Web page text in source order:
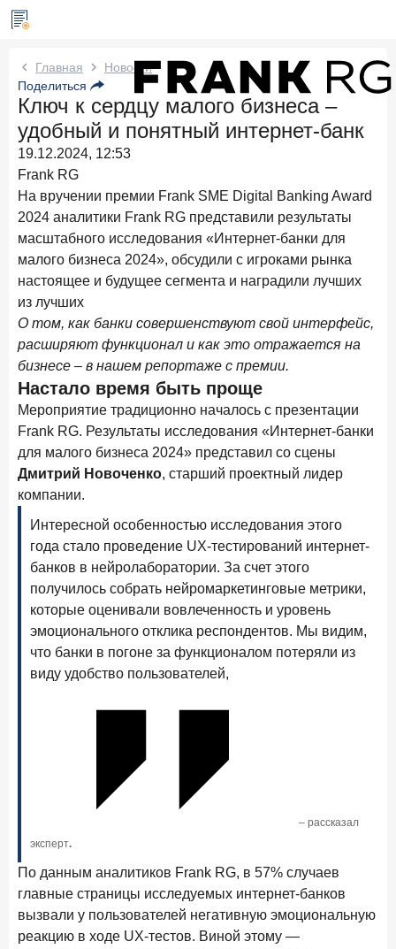
Новости Frank RG
Вчера ИССЛЕДОВАНИЕ
По итогам июля 2026 года объем выдач кредитов
составил 1 061,9 млрд руб.
Три дня назад
Клиентский путь компании МСБ при смене
руководителя в банке обслуживания
24 июля 2026 года ИССЛЕДОВАНИЕ
Ипотека в России: итоги июня 2026 года в цифрах
22 июля 2026 года
Выгодные тарифы на брокерское обслуживание —
существенный фактор выбора брокера
15 июля 2026 года
Клиенты чаще всего узнают о сберегательных
продуктах из рекламы в интернете и на ТВ
9 июля 2026 года
С ростом благосостояния клиентов-сберегателей
увеличивается и склонность к диверсификации
7 июля 2026 года
По итогам июня 2026 года объем выдач кредитов
составил 1 166,4 млрд руб.
3 июля 2026 года
«Скорость измеряется секундами». Новые стандарты
банковского контакт-центра
25 июня 2026 года
завоевывают лояльность private-клиентов
Рассылка Frank RG
Итоги недели, наша трактовка основных событий
Главная
Новости
Поделиться
Ключ к сердцу малого бизнеса –
удобный и понятный интернет-банк
19.12.2024, 12:53
Frank RG
На вручении премии Frank SME Digital Banking Award
2024 аналитики Frank RG представили результаты
масштабного исследования «Интернет-банки для
малого бизнеса 2024», обсудили с игроками рынка
настоящее и будущее сегмента и наградили лучших
из лучших
О том, как банки совершенствуют свой интерфейс,
расширяют функционал и как это отражается на
бизнесе – в нашем репортаже с премии.
Настало время быть проще
Мероприятие традиционно началось с презентации
Frank RG. Результаты исследования «Интернет-банки
для малого бизнеса 2024» представил со сцены
Дмитрий Новоченко, старший проектный лидер
компании.
Интересной особенностью исследования этого
года стало проведение UX-тестирований интернет-
банков в нейролаборатории. За счет этого
получилось собрать нейромаркетинговые метрики,
которые оценивали вовлеченность и уровень
эмоционального отклика респондентов. Мы видим,
что банки в погоне за функционалом потеряли из
виду удобство пользователей,
– рассказал
эксперт.
По данным аналитиков Frank RG, в 57% случаев
главные страницы исследуемых интернет-банков
вызвали у пользователей негативную эмоциональную
реакцию в ходе UX-тестов. Виной этому —